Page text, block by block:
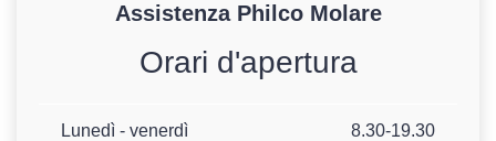
Assistenza PhilcoMolare
Orari d'apertura
Lunedì - venerdì 8.30-19.30